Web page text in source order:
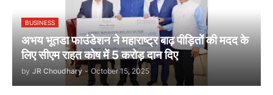
BUSINESS
अभय भूतडा फाउंडेशन ने महाराष्ट्र बाढ़ पीड़ितों की मदद के
लिए सीएम राहत कोष में 5 करोड़ दान दिए
by JR Choudhary - October 15, 2025